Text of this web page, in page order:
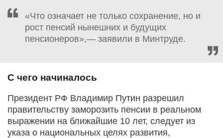
«Что означает не только сохранение, но и
рост пенсий нынешних и будущих
пенсионеров»,— заявили в Минтруде.
С чего начиналось
Президент РФ Владимир Путин разрешил
правительству заморозить пенсии в реальном
выражении на ближайшие 10 лет, следует из
указа о национальных целях развития,